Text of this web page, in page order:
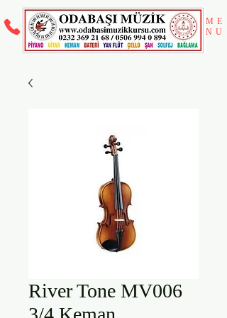
ME
NU
River Tone MV006